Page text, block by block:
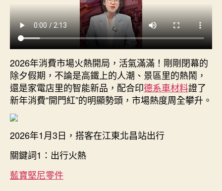
“國
補”
再
添
動
力
開
年
消
費
2026年消費市場火熱開局，活氣滿滿！剛剛閉幕的
除夕假期，不論是高鐵上的人潮、景區里的熱鬧，
還是家電店里的智能新品，配合印德系車材料證了
新年消費“開門紅”的明顯勢頭，市場熱度周全攀升。
2026年1月3日，搭客在江東北昌站出行
關鍵詞1：出行火熱
藍寶堅尼零件